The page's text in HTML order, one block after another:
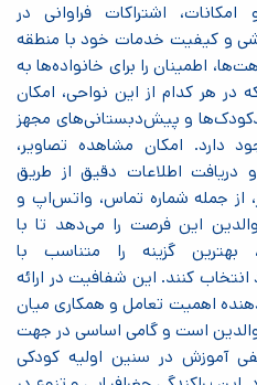
فراوانی در
خود با منطقه
برای خانواده‌ها به
این نواحی، امکان
مجهز
مشاهده تصاویر،
دقیق از طریق
تماس، واتس‌اپ و
را می‌دهد تا با
را متناسب با
شفافیت در ارائه
و همکاری میان
اساسی در جهت
اولیه کودکی